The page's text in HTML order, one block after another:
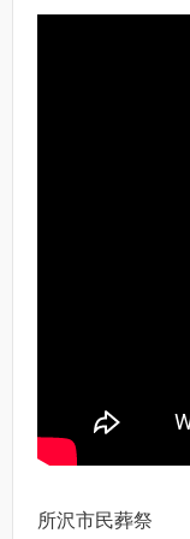
所沢市民葬祭